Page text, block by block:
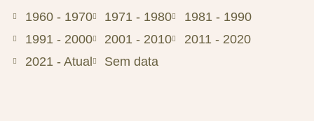
1960 - 1970 1971 - 1980
1981 - 1990
1991 - 2000
2001 - 2010
2011 - 2020
2021 - Atual
Sem data